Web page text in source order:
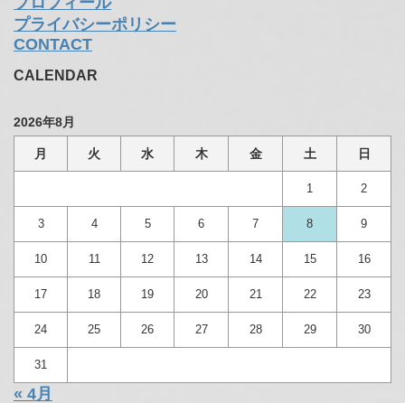
プライバシーポリシー
CONTACT
CALENDAR
2026年8月
月 火 水 木 金 土 日
1 2
3 4 5 6 7 8 9
10 11 12 13 14 15 16
17 18 19 20 21 22 23
24 25 26 27 28 29 30
31
« 4月